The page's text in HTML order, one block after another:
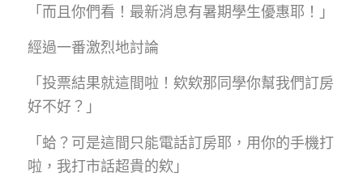
「而且你們看！最新消息有暑期學生優惠耶！」
經過一番激烈地討論
「投票結果就這間啦！欸欸那同學你幫我們訂房
好不好？」
「蛤？可是這間只能電話訂房耶，用你的手機打
啦，我打市話超貴的欸」